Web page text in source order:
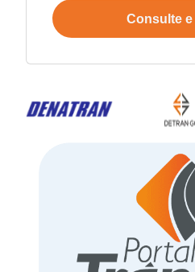
Consulte e